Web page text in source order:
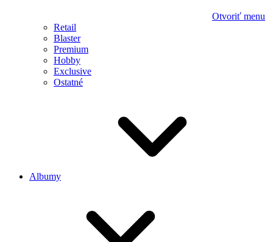
Otvoriť menu
Retail
Blaster
Premium
Hobby
Exclusive
Ostatné
Albumy